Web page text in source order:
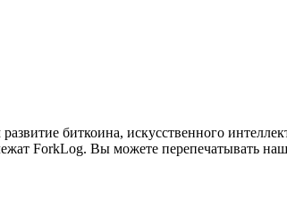
биткоина, искусственного
ForkLog. Вы можете перепечатывать